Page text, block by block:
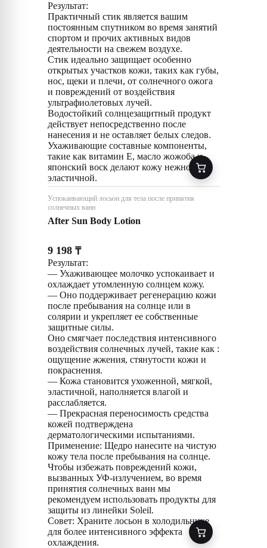
Результат:
Практичный стик является вашим
постоянным спутником во время занятий
спортом и прочих активных видов
деятельности на свежем воздухе.
Стик идеально защищает особенно
открытых участков кожи, таких как губы,
нос, щеки и плечи, от солнечного ожога
и повреждений от воздействия
ультрафиолетовых лучей.
Водостойкий солнцезащитный продукт
действует непосредственно после
нанесения и не оставляет белых следов.
Ухаживающие составные компоненты,
такие как витамин E, масло жожоба и
японский воск делают кожу нежной и
эластичной.
Успокаивающий лосьон для тела после принятия
солнечных ванн
After Sun Body Lotion
9 198 ₸
Результат:
— Ухаживающее молочко успокаивает и
охлаждает утомленную солнцем кожу.
— Оно поддерживает регенерацию кожи
после пребывания на солнце или в
солярии и укрепляет ее собственные
защитные силы.
Оно смягчает последствия интенсивного
воздействия солнечных лучей, такие как :
ощущение жжения, стянутости кожи и
покраснения.
— Кожа становится ухоженной, мягкой,
эластичной, наполняется влагой и
расслабляется.
— Прекрасная переносимость средства
кожей подтверждена
дерматологическими испытаниями.
Применение: Щедро нанесите на чистую
кожу тела после пребывания на солнце.
Чтобы избежать повреждений кожи,
вызванных УФ-излучением, во время
принятия солнечных ванн мы
рекомендуем использовать продукты для
защиты из линейки Soleil.
Совет: Храните лосьон в холодильнике
для более интенсивного эффекта
охлаждения.